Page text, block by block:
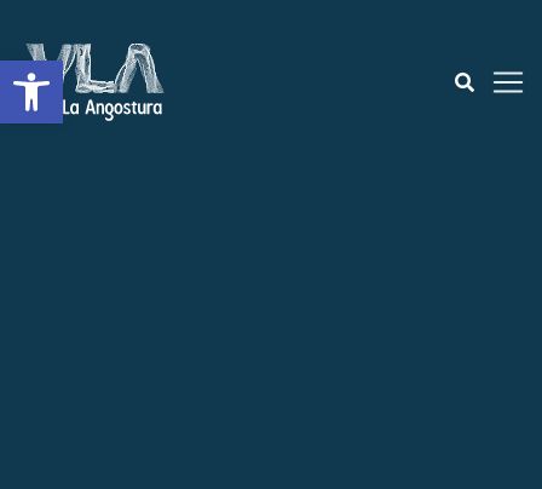
Open toolbar